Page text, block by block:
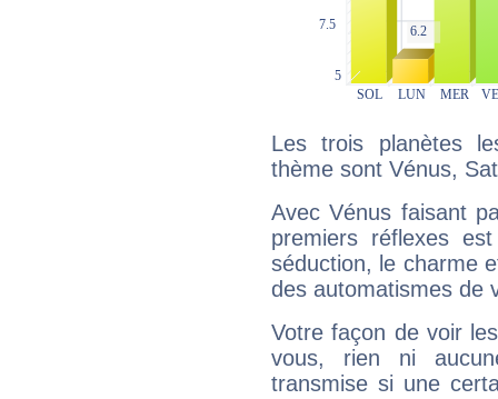
Les trois planètes
thème sont Vénus,
Avec Vénus faisant
premiers réflexes
séduction, le charme
des automatismes de
Votre façon de voir
vous, rien ni
transmise si une